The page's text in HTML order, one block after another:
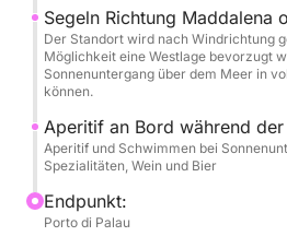
und macht den Ausflug zu
romantischen Erlebnis. Ideal
Gruppen oder besondere
vereint Natur und Atmosphäre
Ein einzigartiger
Smeralda.
Segeln Richtung Maddalena
Der Standort wird nach Windrichtung
Möglichkeit eine Westlage bevorzugt
Sonnenuntergang über dem Meer in
können.
Aperitif an Bord während
Aperitif und Schwimmen bei
Spezialitäten, Wein und Bier
Endpunkt:
Porto di Palau